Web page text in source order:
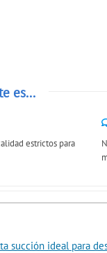
es...
estrictos para
succión ideal para